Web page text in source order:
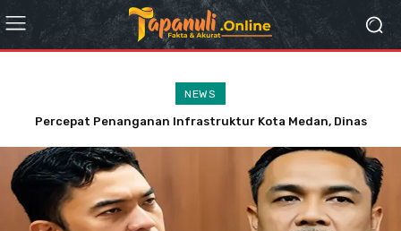
NEWS
Percepat Penanganan Infrastruktur Kota Medan, Dinas
Masyarakat Dapat Jadwal Ukur Tanah yang Lebih Jelas